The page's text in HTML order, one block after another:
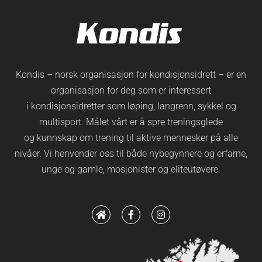
Kondis – norsk organisasjon for kondisjonsidrett – er en
organisasjon for deg som er interessert
i kondisjonsidretter som løping, langrenn, sykkel og
multisport. Målet vårt er å spre treningsglede
og kunnskap om trening til aktive mennesker på alle
nivåer. Vi henvender oss til både nybegynnere og erfarne,
unge og gamle, mosjonister og eliteutøvere.
H
o
m
F
a
c
I
n
s
g